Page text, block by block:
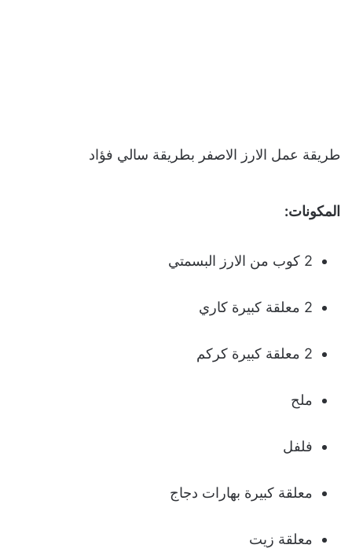
طريقة عمل الارز الاصفر بطريقة سالي فؤاد
المكونات:
2 كوب من الارز البسمتي
2 معلقة كبيرة كاري
2 معلقة كبيرة كركم
ملح
فلفل
معلقة كبيرة بهارات دجاج
معلقة زيت